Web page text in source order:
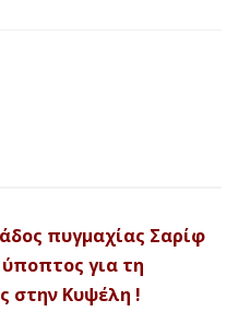
πυγμαχίας Σαρίφ
για τη
στην Κυψέλη !